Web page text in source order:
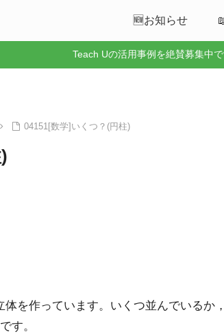
🆕お知らせ
Teach Uの活用事例を絶賛募集中
04151[数学]いくつ？(円柱)
を作っています。いくつ並んでいる
す。